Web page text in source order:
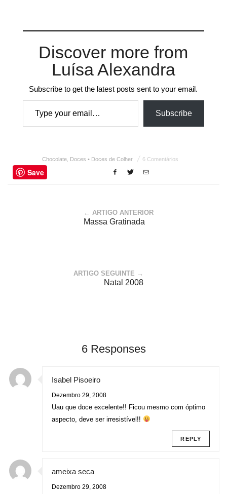
Discover more from
Luísa Alexandra
Subscribe to get the latest posts sent to your email.
Type your email…
Subscribe
Chocolate, Doces • Doces de Colher 6 Comentários
Save
← ARTIGO ANTERIOR
Massa Gratinada
ARTIGO SEGUINTE →
Natal 2008
6 Responses
Isabel Pisoeiro
Dezembro 29, 2008
Uau que doce excelente!! Ficou mesmo com óptimo
aspecto, deve ser irresistível!!
REPLY
ameixa seca
Dezembro 29, 2008